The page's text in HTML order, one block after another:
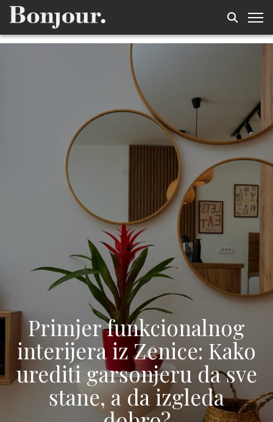
Primjer funkcionalnog
interijera iz Zenice: Kako
urediti garsonjeru da sve
stane, a da izgleda